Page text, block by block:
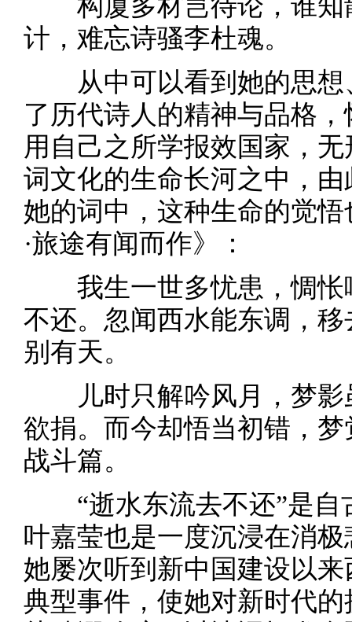
构厦多材岂待论，谁知
计，难忘诗骚李杜魂。
从中可以看到她的思想
了历代诗人的精神与品格
用自己之所学报效国家，
词文化的生命长河之中，
她的词中，这种生命的觉
·旅途有闻而作》：
我生一世多忧患，惆怅
不还。忽闻西水能东调，
别有天。
儿时只解吟风月，梦影
欲捐。而今却悟当初错，
战斗篇。
“逝水东流去不还”是自
叶嘉莹也是一度沉浸在消
她屡次听到新中国建设以
典型事件，使她对新时代